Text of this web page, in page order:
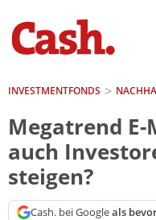
INVESTMENTFONDS
Megatrend
auch
steigen?
Cash. bei Googleals